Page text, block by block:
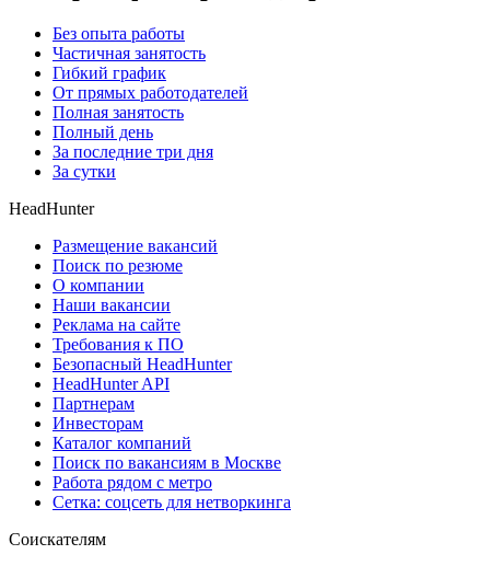
Без опыта работы
Частичная занятость
Гибкий график
От прямых работодателей
Полная занятость
Полный день
За последние три дня
За сутки
HeadHunter
Размещение вакансий
Поиск по резюме
О компании
Наши вакансии
Реклама на сайте
Требования к ПО
Безопасный HeadHunter
HeadHunter API
Партнерам
Инвесторам
Каталог компаний
Поиск по вакансиям в Москве
Работа рядом с метро
Сетка: соцсеть для нетворкинга
Соискателям